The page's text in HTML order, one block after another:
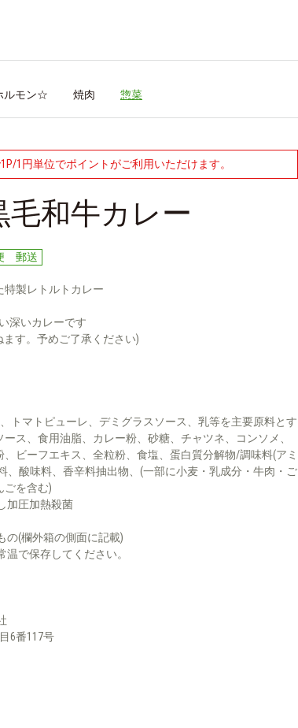
ルモン☆ 焼肉 惣菜
1円単位でポイントがご利用いただけます。
和牛カレー
郵送
特製レトルトカレー
深いカレーです
す。予めご了承ください)
トマトピューレ、デミグラスソース、乳等を主要原料とす
ス、食用油脂、カレー粉、砂糖、チャツネ、コンソメ、
ビーフエキス、全粒粉、食塩、蛋白質分解物/調味料(アミ
、酸味料、香辛料抽出物、(一部に小麦・乳成分・牛肉・ご
ごを含む)
加圧加熱殺菌
の(欄外箱の側面に記載)
で保存してください。
6番117号